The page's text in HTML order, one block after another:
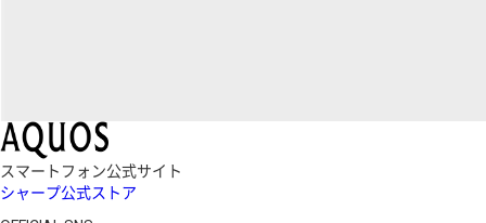
スマートフォン公式サイト
シャープ公式ストア